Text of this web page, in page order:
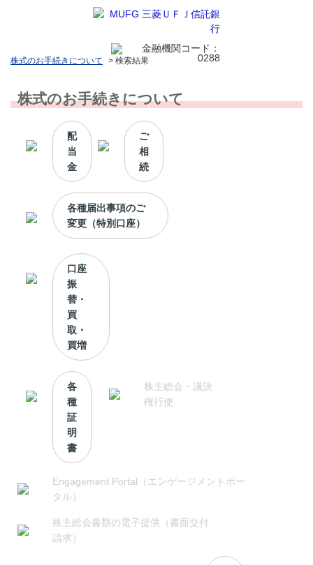
株式のお手続きについて > 検索結果
株式のお手続きについて
配
当
金
ご
相
続
各種届出事項のご
変更（特別口座）
口座
振
替・
買
取・
買増
各
種
証
明
書
株主総会・議決
権行使
Engagement Portal（エンゲージメントポー
タル）
株主総会書類の電子提供（書面交付
請求）